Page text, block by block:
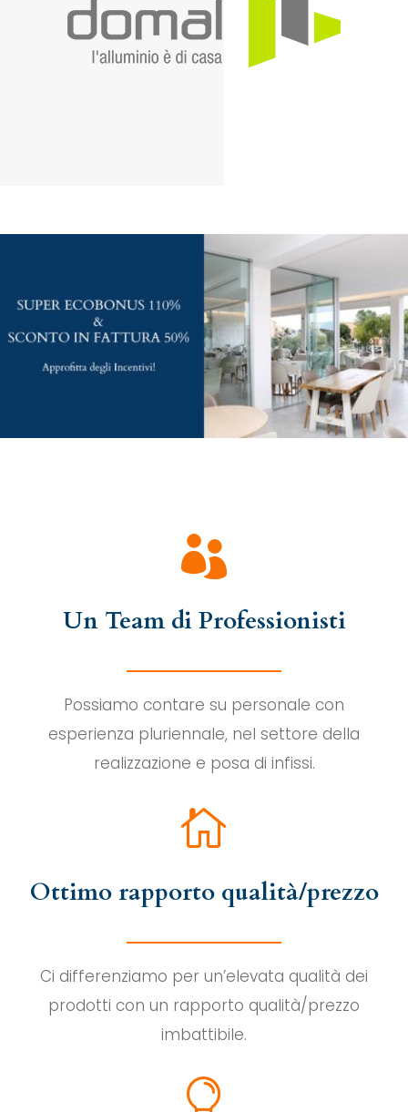

Un Team di Professionisti
Possiamo contare su personale con
esperienza pluriennale, nel settore della
realizzazione e posa di infissi.

Ottimo rapporto qualità/prezzo
Ci differenziamo per un’elevata qualità dei
prodotti con un rapporto qualità/prezzo
imbattibile.
